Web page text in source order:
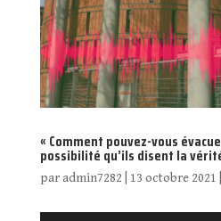
« Comment pouvez-vous
possibilité qu’ils disent la
paradmin7282 13 octobre 2021